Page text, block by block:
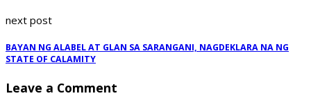
next post
BAYAN NG ALABEL AT GLAN SA SARANGANI, NAGDEKLARA NA NG
STATE OF CALAMITY
Leave a Comment